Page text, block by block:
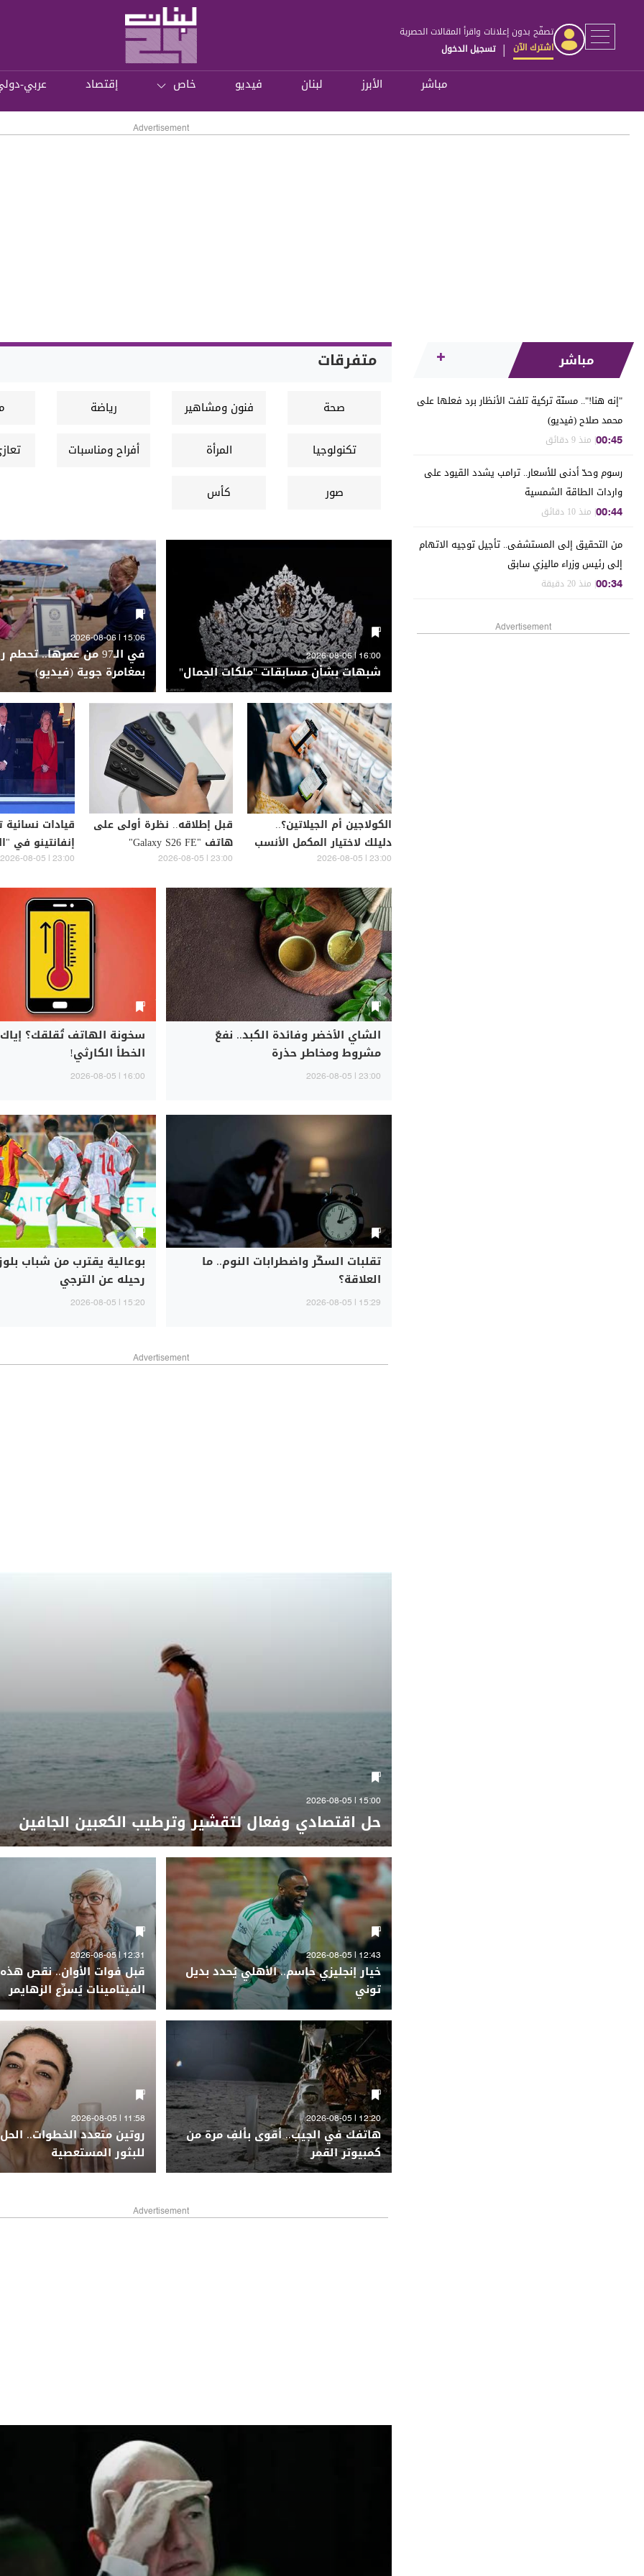
تصفّح بدون إعلانات واقرأ المقالات الحصرية
اشترك الآن | تسجيل الدخول
مباشر الأبرز لبنان فيديو خاص إقتصاد عربي-
Advertisement
مباشر
"إنه هنا!".. مسنّة تركية تلفت الأنظار برد فعلها على
محمد صلاح (فيديو)
00:45| منذ 9 دقائق
رسوم وحدّ أدنى للأسعار.. ترامب يشدد القيود على
واردات الطاقة الشمسية
00:44| منذ 10 دقائق
من التحقيق إلى المستشفى.. تأجيل توجيه الاتهام
إلى رئيس وزراء ماليزي سابق
00:34| منذ 20 دقيقة
Advertisement
متفرقات
صحة فنون ومشاهير رياضة
تكنولوجيا
المرأة أفراح ومناسبات
صور
كأس
16:00 | 2026-08-06
شبهات بشأن مسابقات "ملكات الجمال"
15:06 | 2026-08-06
في الـ97 من عمرها..
بمغامرة جوية (فيديو)
الكولاجين أم الجيلاتين؟..
دليلك لاختيار المكمل الأنسب
لك
23:00 | 2026-08-05
قبل إطلاقه.. نظرة أولى على
هاتف "Galaxy S26 FE"
23:00 | 2026-08-05
قيادات نسائية
إنفانتينو في
23:00 | 2026-08-05
الشاي الأخضر وفائدة الكبد.. نفعٌ
مشروط ومخاطر حذرة
23:00 | 2026-08-05
سخونة الهاتف تُقلقك؟
الخطأ الكارثي!
16:00 | 2026-08-05
تقلبات السكّر واضطرابات النوم.. ما
العلاقة؟
15:29 | 2026-08-05
بوعالية يقترب من شباب
رحيله عن الترجي
15:20 | 2026-08-05
Advertisement
15:00 | 2026-08-05
حل اقتصادي وفعال لتقشير وترطيب الكعبين الجافين
12:43 | 2026-08-05
خيار إنجليزي حاسم.. الأهلي يُحدد بديل
توني
12:31 | 2026-08-05
قبل فوات الأوان.. نقص هذه
الفيتامينات يُسرِّع الزهايمر
12:20 | 2026-08-05
هاتفك في الجيب.. أقوى بألفِ مرة من
كمبيوتر القمر
11:58 | 2026-08-05
روتين متعدد الخطوات.. الحل
للبثور المستعصية
Advertisement